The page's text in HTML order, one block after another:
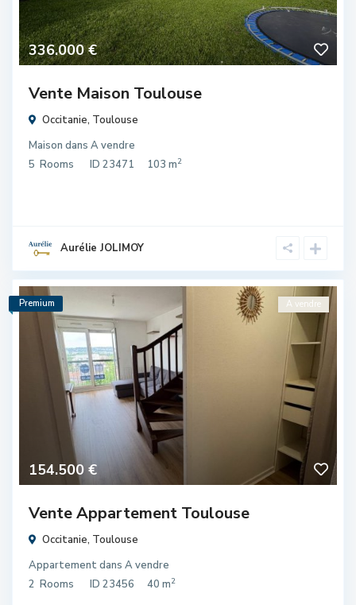
336.000 €
Vente Maison Toulouse
Occitanie, Toulouse
Maison dans A vendre
5 Rooms ID 23471 103 m2
Aurélie JOLIMOY
154.500 €
A vendre
Premium
Vente Appartement Toulouse
Occitanie, Toulouse
Appartementdans A vendre
2 Rooms ID 23456 40 m2